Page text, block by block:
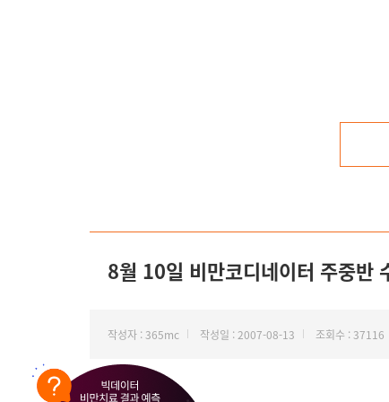
8월 10일 비만코디네이터 주중반
작성자 : 365mc 작성일 : 2007-08-13 조회수 : 37116